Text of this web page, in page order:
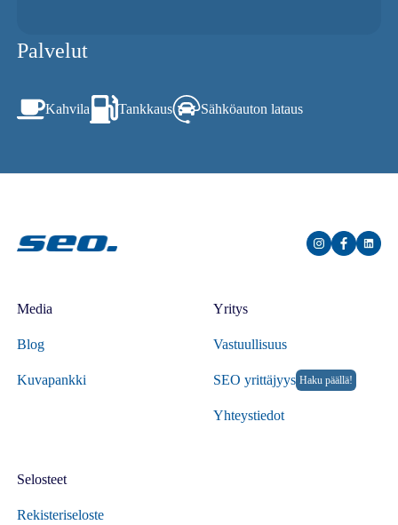
Palvelut
Kahvila Tankkaus Sähköauton lataus
Media
Blog
Kuvapankki
Yritys
Vastuullisuus
SEO yrittäjyys Haku päällä!
Yhteystiedot
Selosteet
Rekisteriseloste